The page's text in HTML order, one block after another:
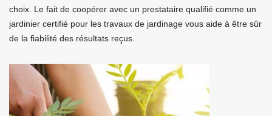
choix. Le fait de coopérer avec un prestataire qualifié comme un
jardinier certifié pour les travaux de jardinage vous aide à être sûr
de la fiabilité des résultats reçus.